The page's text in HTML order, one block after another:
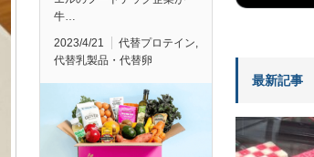
牛…
2023/4/21 代替プロテイン
代替乳製品・代替卵
最新記事